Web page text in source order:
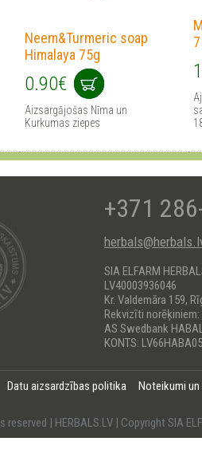
Neem&Turmeric soap
Himalaya 75g
0.90€
Aizsargājošas Nīma un
Kurkumas ziepes
+371
SIA ELFARM
LV40003936046
Kr. Valdemāra 159,
Rekvizīti norēķiniem:
AS Swedbank
KONTS:
Datu aizsardzības politika Noteikumi
reserved | HERBALS.LV | Copyright SIA